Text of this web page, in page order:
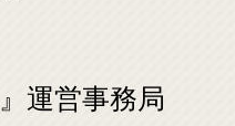
運営事務局